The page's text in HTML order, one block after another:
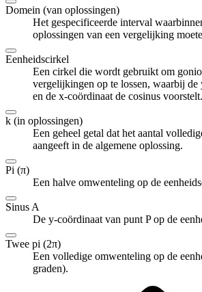
Domein (van oplossingen)
Het gespecificeerde interval
oplossingen van een vergelijking
Eenheidscirkel
Een cirkel die wordt gebruikt om
vergelijkingen op te lossen, waarbij de
en de x-coördinaat de cosinus voorstelt.
k (in oplossingen)
Een geheel getal dat het aantal
aangeeft in de algemene oplossing.
Pi (π)
Een halve omwenteling op de
Sinus A
De y-coördinaat van punt P op de
Twee pi (2π)
Een volledige omwenteling op de
graden).